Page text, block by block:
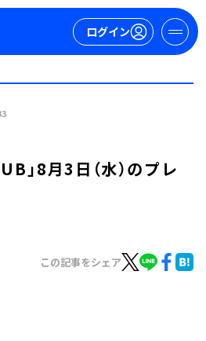
ログイン
」8月3日（水）のプレ
この記事をシェア